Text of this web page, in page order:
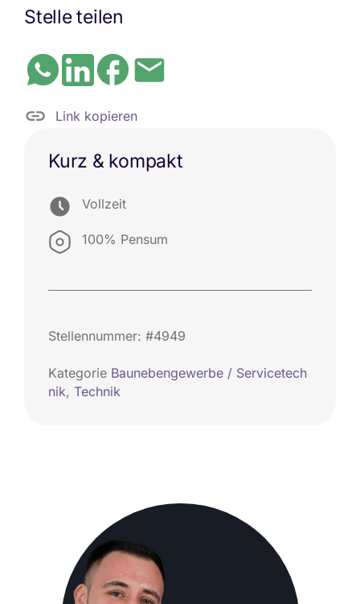
Kurz & kompakt
Vollzeit
100% Pensum
Stellennummer: #4949
Kategorie Baunebengewerbe / Servicetech
nik, Technik
Stelle teilen
Link kopieren